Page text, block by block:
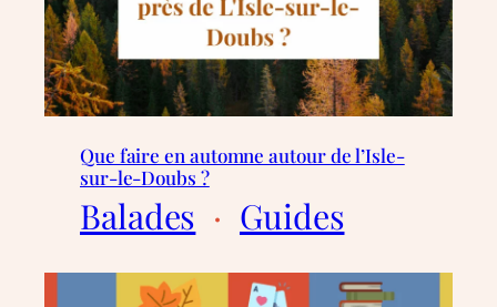
Que faire en automne autour de l’Isle-
sur-le-Doubs ?
Balades
  ·
Guides